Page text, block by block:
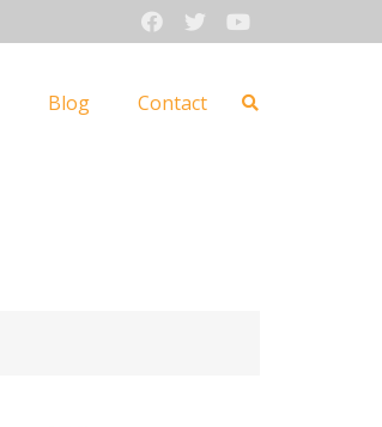
Blog Contact